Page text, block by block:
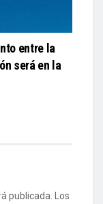
entre la
será en la
publicada.
Los